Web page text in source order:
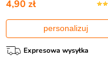
4,90 zł
personalizuj
Expresowa wysyłka